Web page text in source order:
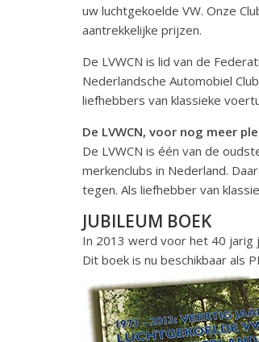
uw luchtgekoelde VW. Onze
aantrekkelijke prijzen.
De LVWCN is lid van de
Nederlandsche Automobiel
liefhebbers van klassieke
De LVWCN, voor nog meer
De LVWCN is één van de
merkenclubs in Nederland.
tegen. Als liefhebber van
JUBILEUM BOEK
In 2013 werd voor het 40 jarig
Dit boek is nu beschikbaar als